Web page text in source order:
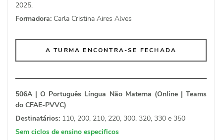
2025.
Formadora: Carla Cristina Aires Alves
A TURMA ENCONTRA-SE FECHADA
506A | O Português Língua Não Materna (Online | Teams
do CFAE-PVVC)
Destinatários: 110, 200, 210, 220, 300, 320, 330 e 350
Sem ciclos de ensino especificos